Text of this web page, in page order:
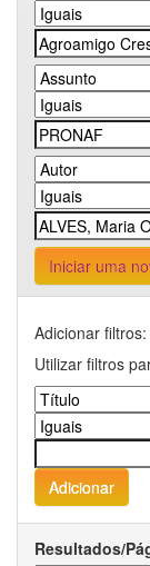
Iniciar uma
Adicionar filtros:
Utilizar filtros
Resultados/